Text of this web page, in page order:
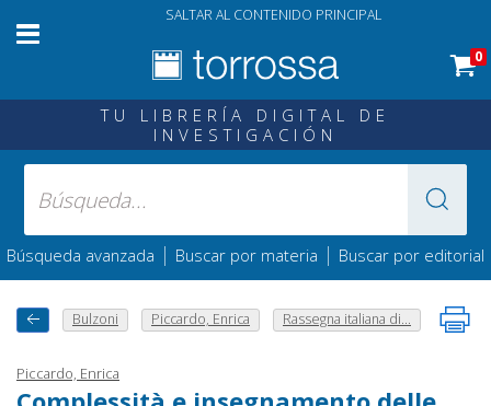
SALTAR AL CONTENIDO PRINCIPAL
0
TU LIBRERÍA DIGITAL DE
INVESTIGACIÓN
Búsqueda avanzada | Buscar por materia | Buscar por editorial
Bulzoni Piccardo, Enrica Rassegna italiana di...
Piccardo, Enrica